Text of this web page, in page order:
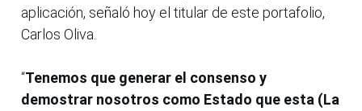
aplicación, señaló hoy el titular de este portafolio,
Carlos Oliva.
“Tenemos que generar el consenso y
demostrar nosotros como Estado que esta (La